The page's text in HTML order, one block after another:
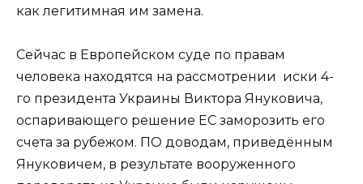
как легитимная им замена.
Сейчас в Европейском суде по правам
человека находятся на рассмотрении иски 4-
го президента Украины Виктора Януковича,
оспаривающего решение ЕС заморозить его
счета за рубежом. ПО доводам, приведённым
Януковичем, в результате вооруженного